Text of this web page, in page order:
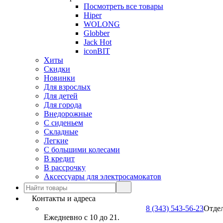
Посмотреть все товары
Hiper
WOLONG
Globber
Jack Hot
iconBIT
Хиты
Скидки
Новинки
Для взрослых
Для детей
Для города
Внедорожные
С сиденьем
Складные
Легкие
С большими колесами
В кредит
В рассрочку
Аксессуары для электросамокатов
Контакты и адреса
8 (343) 543-56-23
Ежедневно с 10 до 21.